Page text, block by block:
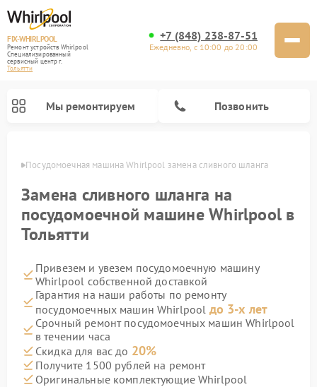
FIX-WHIRLPOOL
Ремонт устройств Whirlpool
Специализированный
cервисный центр г.
Тольятти
+7 (848) 238-87-51
Ежедневно, с 10:00 до 20:00
Мы ремонтируем Позвонить
Посудомоечная машина Whirlpool замена сливного шланга
Замена сливного шланга на
посудомоечной машине Whirlpool в
Тольятти
Привезем и увезем посудомоечную машину
Whirlpool собственной доставкой
Гарантия на наши работы по ремонту
посудомоечных машин Whirlpool до 3-х лет
Срочный ремонт посудомоечных машин Whirlpool
в течении часа
Скидка для вас до 20%
Получите 1500 рублей на ремонт
Оригинальные комплектующие Whirlpool